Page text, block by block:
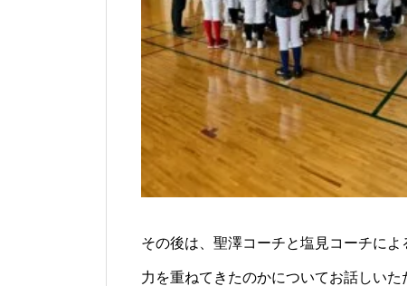
その後は、聖澤コーチと塩見コーチに
力を重ねてきたのかについてお話しい